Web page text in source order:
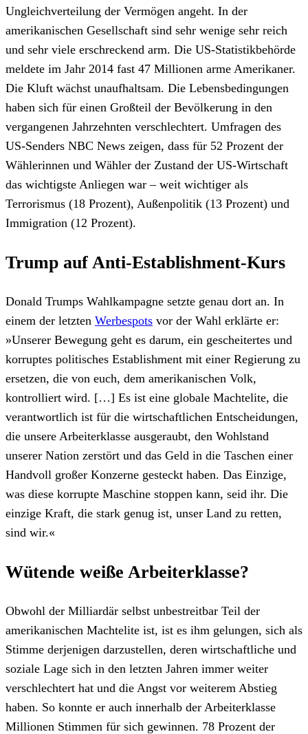
Ungleichverteilung der Vermögen angeht. In der
amerikanischen Gesellschaft sind sehr wenige sehr reich
und sehr viele erschreckend arm. Die US-Statistikbehörde
meldete im Jahr 2014 fast 47 Millionen arme Amerikaner.
Die Kluft wächst unaufhaltsam. Die Lebensbedingungen
haben sich für einen Großteil der Bevölkerung in den
vergangenen Jahrzehnten verschlechtert. Umfragen des
US-Senders NBC News zeigen, dass für 52 Prozent der
Wählerinnen und Wähler der Zustand der US-Wirtschaft
das wichtigste Anliegen war – weit wichtiger als
Terrorismus (18 Prozent), Außenpolitik (13 Prozent) und
Immigration (12 Prozent).
Trump auf Anti-Establishment-Kurs
Donald Trumps Wahlkampagne setzte genau dort an. In
einem der letzten Werbespots vor der Wahl erklärte er:
»Unserer Bewegung geht es darum, ein gescheitertes und
korruptes politisches Establishment mit einer Regierung zu
ersetzen, die von euch, dem amerikanischen Volk,
kontrolliert wird. […] Es ist eine globale Machtelite, die
verantwortlich ist für die wirtschaftlichen Entscheidungen,
die unsere Arbeiterklasse ausgeraubt, den Wohlstand
unserer Nation zerstört und das Geld in die Taschen einer
Handvoll großer Konzerne gesteckt haben. Das Einzige,
was diese korrupte Maschine stoppen kann, seid ihr. Die
einzige Kraft, die stark genug ist, unser Land zu retten,
sind wir.«
Wütende weiße Arbeiterklasse?
Obwohl der Milliardär selbst unbestreitbar Teil der
amerikanischen Machtelite ist, ist es ihm gelungen, sich als
Stimme derjenigen darzustellen, deren wirtschaftliche und
soziale Lage sich in den letzten Jahren immer weiter
verschlechtert hat und die Angst vor weiterem Abstieg
haben. So konnte er auch innerhalb der Arbeiterklasse
Millionen Stimmen für sich gewinnen. 78 Prozent der